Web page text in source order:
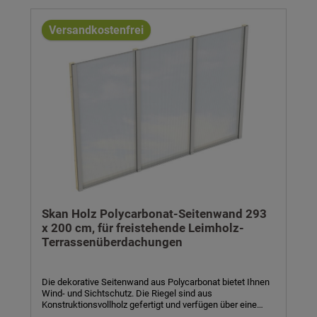
farblicher Behandlung auf 6 Wochen verlängert. Bausatz
inkl. Montagematerial und Aufbauanleitung. Technische
Daten:- Material: Leimholz, unbehandelt - optional farblich
behandelt- 10 mm Polycarbonat-Doppelstegplatten, klar-
Breite x Höhe: 255 x 200 cm- Höhe inkl. Abstand zum
Boden: 215 cm- Riegel: 12 x 12 cm- Pfosten: 6 x 12 cm-
inkl. Aluminiumprofilen und Dichtungsgummis- inkl.
Versandkostenfrei
Skan Holz Polycarbonat-Seitenwand 293
x 200 cm, für freistehende Leimholz-
Terrassenüberdachungen
Die dekorative Seitenwand aus Polycarbonat bietet Ihnen
Wind- und Sichtschutz. Die Riegel sind aus
Konstruktionsvollholz gefertigt und verfügen über eine